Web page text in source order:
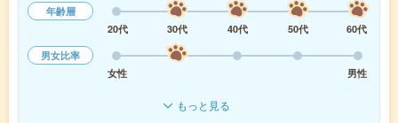
年齢層
20代
30代 40代 50代
60代
男女比率
女性
男性
もっと見る